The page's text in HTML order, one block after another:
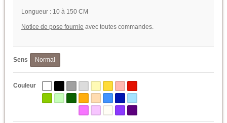
Longueur : 10 à 150 CM
Notice de pose fournie avec toutes commandes.
Sens Normal
Couleur